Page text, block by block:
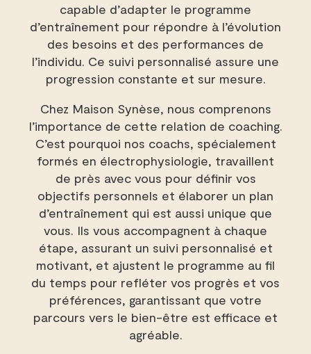
capable d’adapter le programme
d’entraînement pour répondre à l’évolution
des besoins et des performances de
l’individu. Ce suivi personnalisé assure une
progression constante et sur mesure.
Chez Maison Synèse, nous comprenons
l’importance de cette relation de coaching.
C’est pourquoi nos coachs, spécialement
formés en électrophysiologie, travaillent
de près avec vous pour définir vos
objectifs personnels et élaborer un plan
d’entraînement qui est aussi unique que
vous. Ils vous accompagnent à chaque
étape, assurant un suivi personnalisé et
motivant, et ajustent le programme au fil
du temps pour refléter vos progrès et vos
préférences, garantissant que votre
parcours vers le bien-être est efficace et
agréable.